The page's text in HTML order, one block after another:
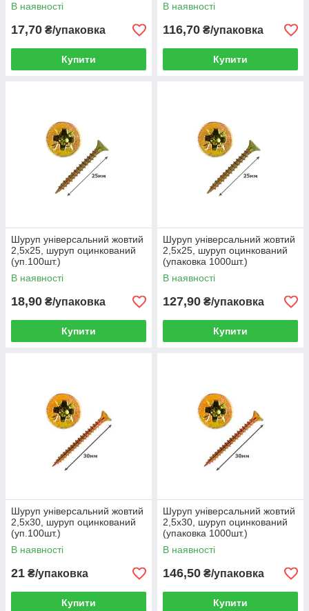
В наявності
17,70 ₴/упаковка
Купити
В наявності
116,70 ₴/упаковка
Купити
Шуруп універсальний жовтий
2,5х25, шуруп оцинкований
(уп.100шт.)
В наявності
18,90 ₴/упаковка
Купити
Шуруп універсальний жовтий
2,5х25, шуруп оцинкований
(упаковка 1000шт.)
В наявності
127,90 ₴/упаковка
Купити
Шуруп універсальний жовтий
2,5х30, шуруп оцинкований
(уп.100шт.)
В наявності
21 ₴/упаковка
Купити
Шуруп універсальний жовтий
2,5х30, шуруп оцинкований
(упаковка 1000шт.)
В наявності
146,50 ₴/упаковка
Купити